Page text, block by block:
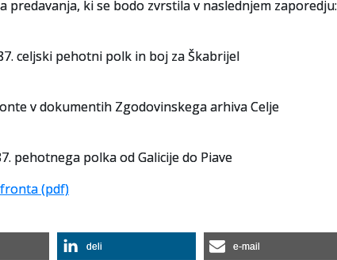
ki se bodo zvrstila v naslednjem zaporedju:
celjski pehotni polk in boj za Škabrijel
v dokumentih Zgodovinskega arhiva Celje
pehotnega polka od Galicije do Piave
(pdf)
deli e-mail